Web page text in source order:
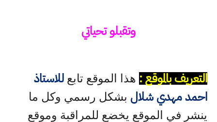
وتقبلو تحياتي
التعريف بالموقع : هذا الموقع تابع للاستاذ
احمد مهدي شلال بشكل رسمي وكل ما
ينشر في الموقع يخضع للمراقبة وموقع